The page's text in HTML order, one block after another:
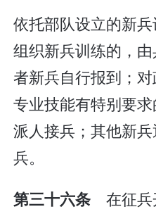
依托部队设立的新
组织新兵训练的，
者新兵自行报到；
专业技能有特别要
派人接兵；其他新
兵。
第三十六条 在征兵